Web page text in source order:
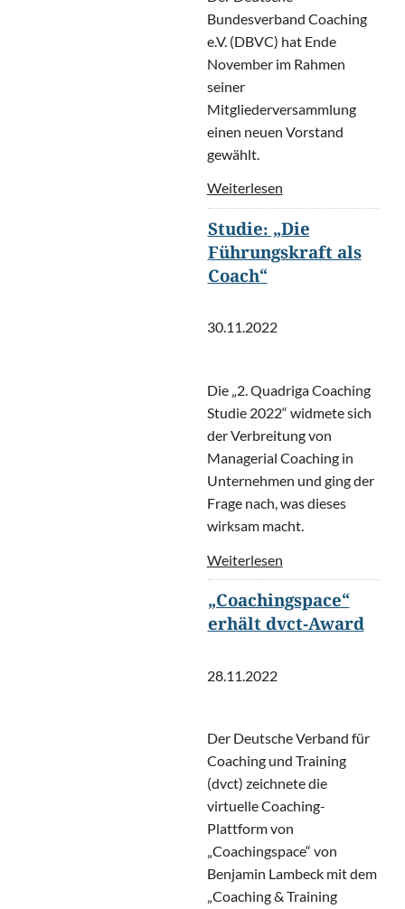
Bundesverband Coaching
e.V. (DBVC) hat Ende
November im Rahmen
seiner
Mitgliederversammlung
einen neuen Vorstand
gewählt.
Weiterlesen
Studie: „Die
Führungskraft als
Coach“
30.11.2022
Die „2. Quadriga Coaching
Studie 2022“ widmete sich
der Verbreitung von
Managerial Coaching in
Unternehmen und ging der
Frage nach, was dieses
wirksam macht.
Weiterlesen
„Coachingspace“
erhält dvct-Award
28.11.2022
Der Deutsche Verband für
Coaching und Training
(dvct) zeichnete die
virtuelle Coaching-
Plattform von
„Coachingspace“ von
Benjamin Lambeck mit dem
„Coaching & Training